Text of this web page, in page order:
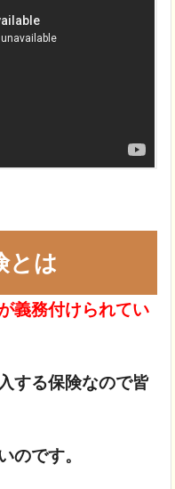
とは
義務付けられてい
する保険なので皆
のです。